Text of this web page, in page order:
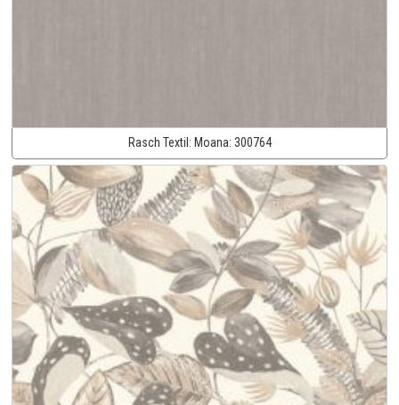
Rasch Textil: Moana: 300764